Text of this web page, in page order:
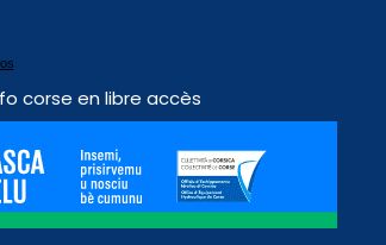
corse en libre accès